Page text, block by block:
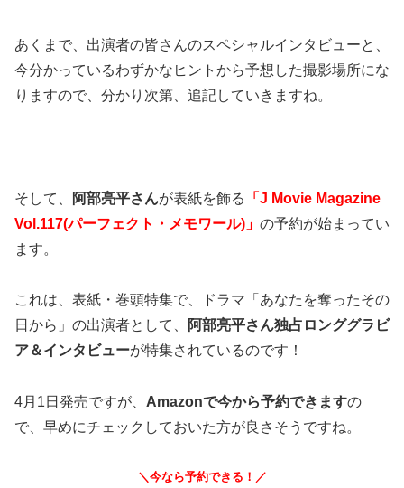
あくまで、出演者の皆さんのスペシャルインタビューと、
今分かっているわずかなヒントから予想した撮影場所にな
りますので、分かり次第、追記していきますね。
そして、 阿部亮平さんが表紙を飾る
「J Movie Magazine
Vol.117(パーフェクト・メモワール)」 の予約が始まってい
ます。
これは、表紙・巻頭特集で、ドラマ「あなたを奪ったその
日から」の出演者として、
阿部亮平さん独占ロンググラビ
ア＆インタビューが特集されているのです！
4月1日発売ですが、 Amazonで今から予約できますの
で、早めにチェックしておいた方が良さそうですね。
＼今なら予約できる！／